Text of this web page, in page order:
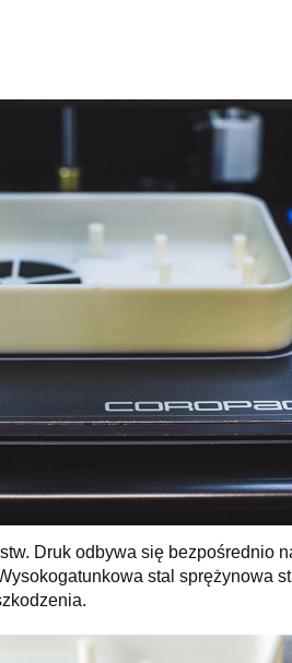
Druk odbywa się bezpośrednio
stal sprężynowa